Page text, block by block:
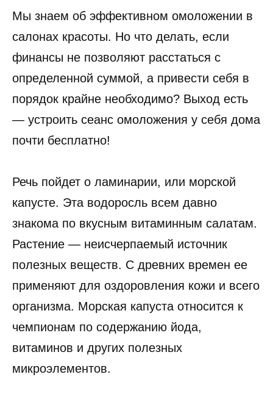
Мы знаем об эффективном омоложении в
салонах красоты. Но что делать, если
финансы не позволяют расстаться с
определенной суммой, а привести себя в
порядок крайне необходимо? Выход есть
— устроить сеанс омоложения у себя дома
почти бесплатно!
Речь пойдет о ламинарии, или морской
капусте. Эта водоросль всем давно
знакома по вкусным витаминным салатам.
Растение — неисчерпаемый источник
полезных веществ. С древних времен ее
применяют для оздоровления кожи и всего
организма. Морская капуста относится к
чемпионам по содержанию йода,
витаминов и других полезных
микроэлементов.